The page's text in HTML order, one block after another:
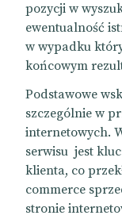
pozycji w
ewentualność
w wypadku
końcowym
Podstawowe
szczególnie w
internetowych.
serwisu jest
klienta, co
commerce
stronie